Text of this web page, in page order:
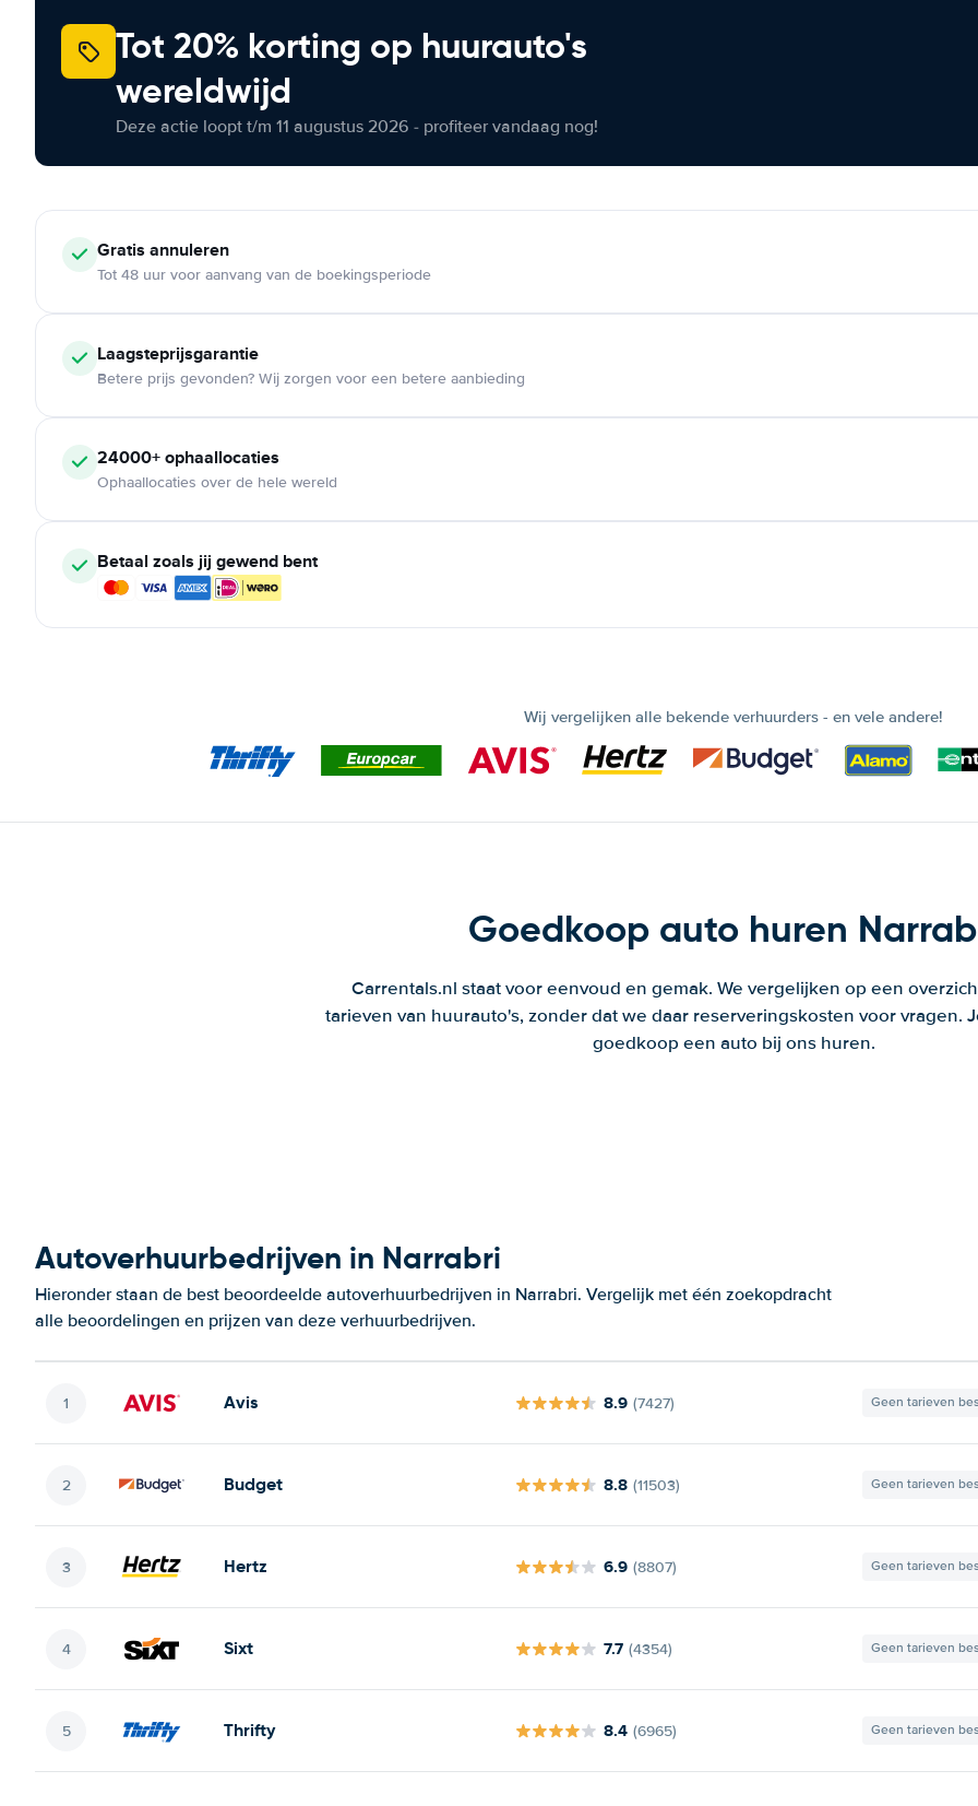
Tot 20% korting op huurauto's
wereldwijd
Deze actie loopt t/m 11 augustus 2026 - profiteer vandaag nog!
Gratis annuleren
Tot 48 uur voor aanvang van de boekingsperiode
Laagsteprijsgarantie
Betere prijs gevonden? Wij zorgen voor een betere aanbieding
24000+ ophaallocaties
Ophaallocaties over de hele wereld
Betaal zoals jij gewend bent
Wij vergelijken alle bekende verhuurders - en vele andere!
Goedkoop auto huren
Carrentals.nl staat voor eenvoud en gemak. We vergelijken op een
tarieven van huurauto's, zonder dat we daar reserveringskosten voor vragen.
goedkoop een auto bij ons huren.
Autoverhuurbedrijven in Narrabri
Hieronder staan de best beoordeelde autoverhuurbedrijven in Narrabri. Vergelijk met één zoekopdracht
alle beoordelingen en prijzen van deze verhuurbedrijven.
Avis 8.9 (7427) Geen tarieven
Budget 8.8 (11503) Geen tarieven
Hertz 6.9 (8807) Geen tarieven
Sixt 7.7 (4354) Geen tarieven
Thrifty 8.4 (6965) Geen tarieven